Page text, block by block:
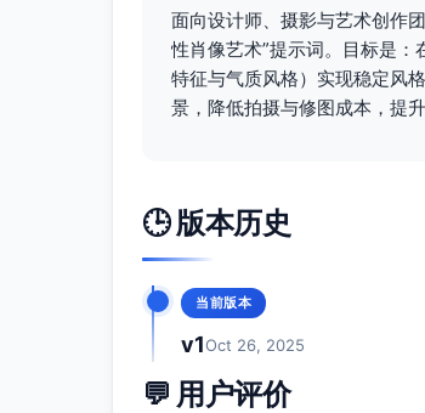
面向设计师、摄影与艺术创作
性肖像艺术”提示词。目标是
特征与气质风格）实现稳定风
景，降低拍摄与修图成本，提
🕒 版本历史
当前版本
v1Oct 26, 2025
💬 用户评价